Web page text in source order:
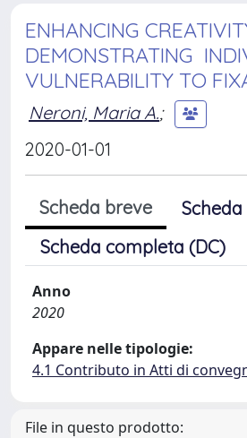
ENHANCING
DEMONSTRATING
VULNERABILITY TO
Neroni, Maria A.;
2020-01-01
Scheda breve
Scheda completa (DC)
Anno
2020
Appare nelle tipologie:
4.1 Contributo in Atti di
File in questo prodotto: